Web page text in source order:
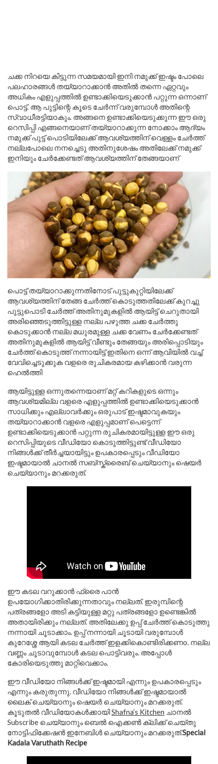
ചക്ക നിറയെ കിട്ടുന്ന സമയമായി ഇനി നമുക്ക് ഇഷ്ടം പോലെ
പലഹാരങ്ങൾ തയ്യാറാക്കാൻ അതിൽ തന്നെ ഏറ്റവും
അധികം എളുപ്പത്തിൽ ഉണ്ടാക്കിയെടുക്കാൻ പറ്റുന്ന ഒന്നാണ്
പൊട്ട്. ആ പുട്ടിന്റെ കൂടെ ചേർന്ന് വരുമ്പോൾ അതിന്റെ
സ്വാധീരട്ടിയാകും. അങ്ങനെ ഉണ്ടാക്കിയെടുക്കുന്ന ഈ ഒരു
റെസിപ്പി എങ്ങനെയാണ് തയ്യാറാക്കുന്ന നോക്കാം ആദ്യം
നമുക്ക് പുട്ട് പൊടിയിലേക്ക് ആവശ്യത്തിന് വെള്ളം ചേർത്ത്
നല്ലപോലെ നനച്ചെടു അതിനുശേഷം അതിലേക്ക് നമുക്ക്
ഇനിയും ചേർക്കേണ്ടത് ആവശ്യത്തിന് തേങ്ങയാണ്
പൊട്ട് തയ്യാറാക്കുന്നതിനോട് പുട്ടുകുറ്റിയിലേക്ക്
ആവശ്യത്തിന് തേങ്ങ ചേർത്ത് കൊടുത്തതിലേക്ക് കുറച്ചു
പുട്ടുപൊടി ചേർത്ത് അതിനുമുകളിൽ ആയിട്ട് ചെറുതായി
അരിഞ്ഞെടുത്തിട്ടുള്ള നല്ല പഴുത്ത ചക്ക ചേർത്തു
കൊടുക്കാൻ നല്ല മധുരമുള്ള ചക്ക വേണം ചേർക്കേണ്ടത്
അതിനുമുകളിൽ ആയിട്ട് വീണ്ടും തേങ്ങയും അരിപ്പൊടിയും
ചേർത്ത് കൊടുത്ത് നന്നായിട്ട് ഇതിനെ ഒന്ന് ആവിയിൽ വച്ച്
വേവിച്ചെടുക്കുക വളരെ രുചികരമായ കഴിക്കാൻ വരുന്ന
ഹെൽത്തി
ആയിട്ടുള്ള ഒന്നുതന്നെയാണ് മറ്റ് കറികളുടെ ഒന്നും
ആവശ്യമില്ല വളരെ എളുപ്പത്തിൽ ഉണ്ടാക്കിയെടുക്കാൻ
സാധിക്കും എല്ലാവർക്കും ഒരുപാട് ഇഷ്ടമാവുകയും
തയ്യാറാക്കാൻ വളരെ എളുപ്പമാണ് പെട്ടെന്ന്
ഉണ്ടാക്കിയെടുക്കാൻ പറ്റുന്ന രുചികരമായിട്ടുള്ള ഈ ഒരു
റെസിപ്പിയുടെ വീഡിയോ കൊടുത്തിട്ടുണ്ട് വീഡിയോ
നിങ്ങൾക്ക് തീർച്ചയായിട്ടും ഉപകാരപ്പെടും വീഡിയോ
ഇഷ്ടമായാൽ ചാനൽ സബ്സ്ക്രൈബ് ചെയ്യാനും ഷെയർ
ചെയ്യാനും മറക്കരുത്.
ഈ കടല വറുക്കാൻ ഫ്രൈ പാൻ
ഉപയോഗിക്കാതിരിക്കുന്നതാവും നല്ലത്. ഇരുമ്പിന്റെ
പത്രങ്ങളോ അടി കട്ടിയുള്ള മറ്റു പത്രങ്ങളോ ഉണ്ടെങ്കിൽ
അതായിരിക്കും നല്ലത്. അതിലേക്കു ഉപ്പ് ചേർത്ത് കൊടുത്തു
നന്നായി ചൂടാക്കാം. ഉപ്പ് നന്നായി ചൂടായി വരുമ്പോൾ
കുറേശ്ശേ ആയി കടല ചേർത്ത് ഇളക്കികൊണ്ടിരിക്കണo. നല്ല
വണ്ണം ചൂടാവുമ്പോൾ കടല പൊട്ടിവരും. അപ്പോൾ
കോരിയെടുത്തു മാറ്റിവെക്കാം.
ഈ വീഡിയോ നിങ്ങൾക്ക് ഇഷ്ടമായി എന്നും ഉപകാരപ്പെടും
എന്നും കരുതുന്നു. വീഡിയോ നിങ്ങൾക്ക് ഇഷ്ടമായാൽ
ലൈക്‌ ചെയ്യാനും ഷെയർ ചെയ്യാനും മറക്കരുത്.
കൂടുതല്‍ വീഡിയോകള്‍ക്കായിShafna’s Kitchen ചാനല്‍
Subscribe ചെയ്യാനും ബെൽ ഐക്കൺ ക്ലിക്ക് ചെയ്തു
നോട്ടിഫിക്കേഷൻ ഇനേബിൾ ചെയ്യാനും മറക്കരുത്.Special
Kadala Varuthath Recipe